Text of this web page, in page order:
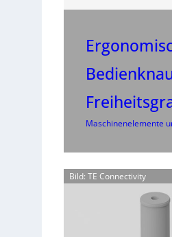
Maschinenelemente
Bild: TE Connectivity